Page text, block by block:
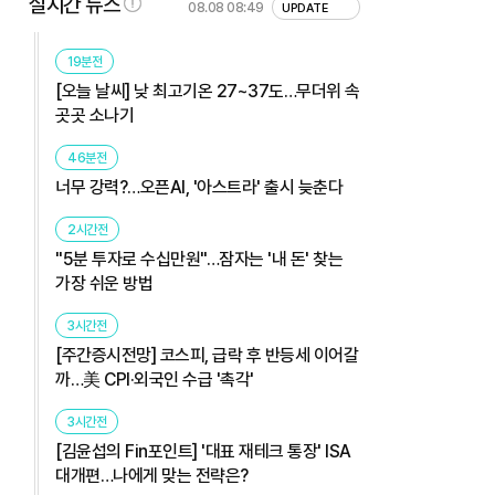
08.08 08:49 UPDATE
19분전
[오늘 날씨] 낮 최고기온 27~37도…무더위 속
곳곳 소나기
46분전
너무 강력?…오픈AI, '아스트라' 출시 늦춘다
2시간전
"5분 투자로 수십만원"…잠자는 '내 돈' 찾는
가장 쉬운 방법
3시간전
[주간증시전망] 코스피, 급락 후 반등세 이어갈
까…美 CPI·외국인 수급 '촉각'
3시간전
[김윤섭의 Fin포인트] '대표 재테크 통장' ISA
대개편…나에게 맞는 전략은?